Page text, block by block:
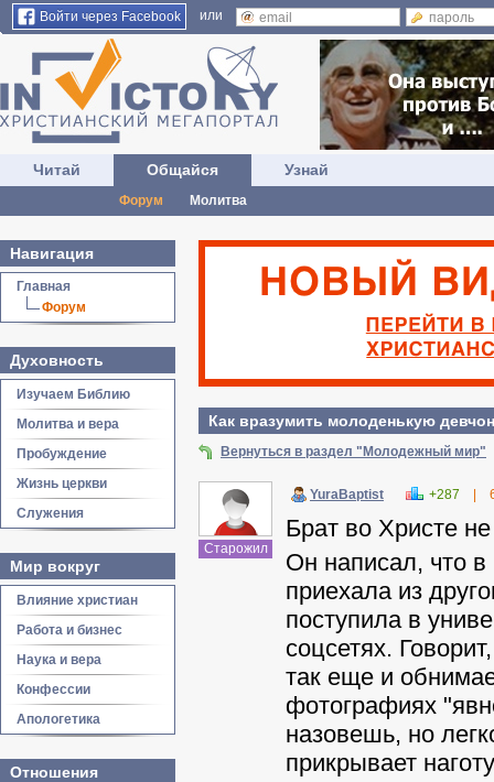
Войти через Facebook или
Читай Общайся
Форум Молитва
Узнай
Навигация
Главная
Форум
Духовность
Изучаем Библию
Молитва и вера
Пробуждение
Жизнь церкви
Служения
Мир вокруг
Влияние христиан
Работа и бизнес
Наука и вера
Конфессии
Апологетика
Отношения
Как вразумить молоденькую
Вернуться в раздел "Молодежный мир"
Старожил
YuraBaptist +287
Брат во Христе не
Он написал, что
приехала из
поступила в
соцсетях.
так еще и
фотографиях
назовешь, но
прикрывает